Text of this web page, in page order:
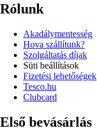
Rólunk
Akadálymentesség
Hova szállítunk?
Szolgáltatás díjak
Süti beállítások
Fizetési lehetőségek
Tesco.hu
Clubcard
Első bevásárlás